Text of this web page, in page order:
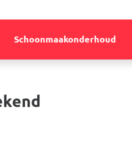
Schoonmaakonderhoud